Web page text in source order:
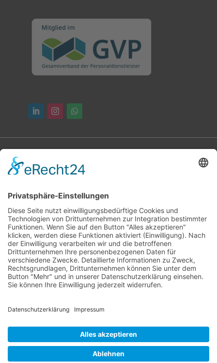
Unternehmen durch maßgeschneiderte
auf langfristige Partnerschaften.
Impressum
Datenschutz
ONOX GmbH & Co. KG, Ostseestraße 111, D-